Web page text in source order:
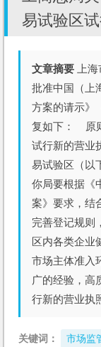
易试验区
文章摘要 上
批准中国（上
方案的请示》
复如下： 原
试行新的营业
易试验区（以
你局要根据《
案》要求，结
完善登记规则
区内各类企业
市场主体准入
广的经验，
行新的营业执
关键词： 市场监